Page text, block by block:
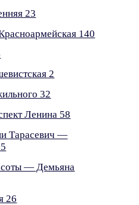
23
140
2
32
Ленина 58
Тарасевич —
— Демьяна
26